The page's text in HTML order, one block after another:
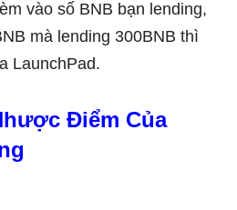
vào số BNB bạn lending,
mà lending 300BNB thì
LaunchPad.
Điểm Của